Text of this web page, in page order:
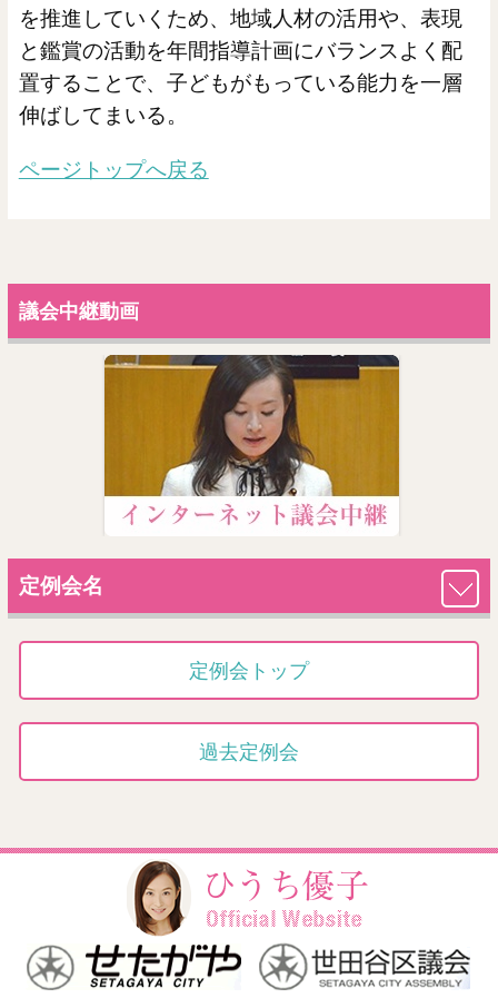
を推進していくため、地域人材の活用や、表現
と鑑賞の活動を年間指導計画にバランスよく配
置することで、子どもがもっている能力を一層
伸ばしてまいる。
ページトップへ戻る
議会中継動画
定例会名
定例会トップ
過去定例会